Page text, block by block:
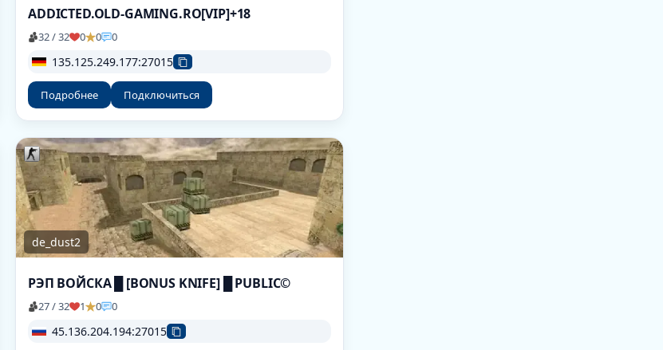
ADDICTED.OLD-GAMING.RO[VIP]+18
32 / 32 0 0 0
135.125.249.177:27015
Подробнее Подключиться
de_dust2
РЭП ВОЙСКА █ [BONUS KNIFE] █ PUBLIC©
27 / 32 1 0 0
45.136.204.194:27015